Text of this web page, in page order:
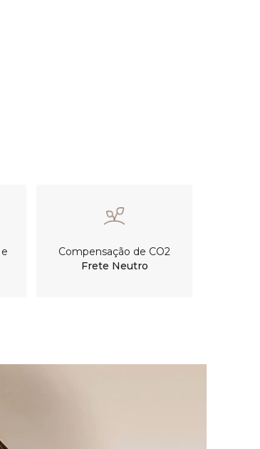
Compensação de CO2
Frete Neutro